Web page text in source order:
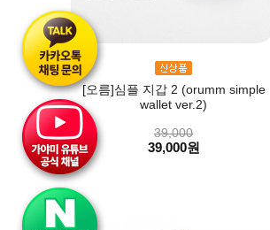
[오름]심플 지갑 2 (orumm simple
wallet ver.2)
39,000
39,000원